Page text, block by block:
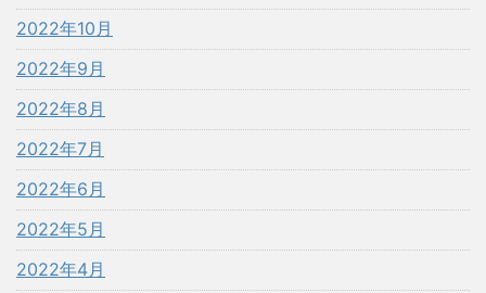
2022年10月
2022年9月
2022年8月
2022年7月
2022年6月
2022年5月
2022年4月